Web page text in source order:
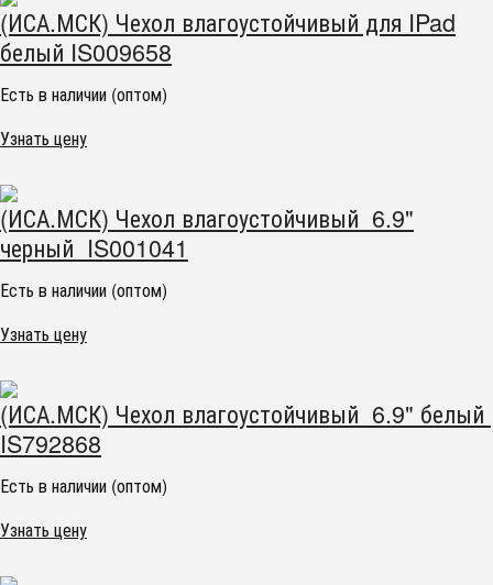
(ИСА.МСК) Чехол влагоустойчивый для IPad
белый IS009658
Есть в наличии (оптом)
Узнать цену
(ИСА.МСК) Чехол влагоустойчивый 6.9"
черный IS001041
Есть в наличии (оптом)
Узнать цену
(ИСА.МСК) Чехол влагоустойчивый 6.9" белый
IS792868
Есть в наличии (оптом)
Узнать цену